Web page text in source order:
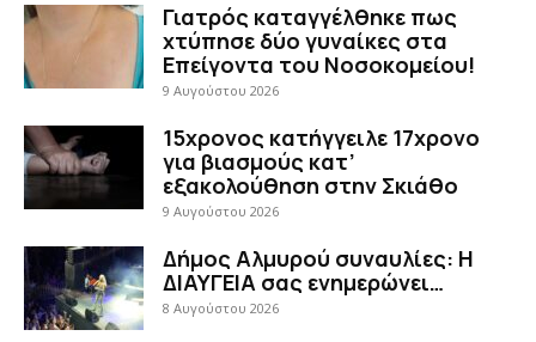
Γιατρός καταγγέλθηκε πως
χτύπησε δύο γυναίκες στα
Επείγοντα του Νοσοκομείου!
9 Αυγούστου 2026
15χρονος κατήγγειλε 17χρονο
για βιασμούς κατ’
εξακολούθηση στην Σκιάθο
9 Αυγούστου 2026
Δήμος Αλμυρού συναυλίες: Η
ΔΙΑΥΓΕΙΑ σας ενημερώνει…
8 Αυγούστου 2026